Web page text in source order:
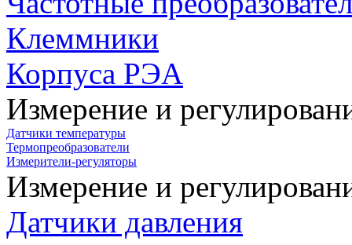
Клеммники
Корпуса РЭА
Измерение и
Датчики температуры
Термопреобразователи
Измерители-регуляторы
Измерение и
Датчики давления